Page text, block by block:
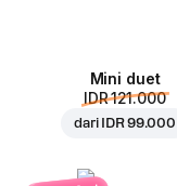
Mini duet
IDR 121.000
dari IDR 99.000